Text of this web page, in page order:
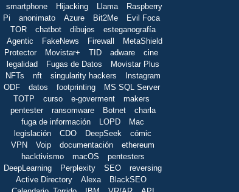
smartphone
Hijacking Llama
Raspberry
Pi
anonimato Azure Bit2Me
Evil Foca
TOR
chatbot dibujos
esteganografía
Agentic
FakeNews Firewall
MetaShield
Protector
Movistar+ TID adware
cine
legalidad
Fugas de Datos
Movistar Plus
NFTs
nft singularity hackers
Instagram
ODF
datos footprinting
MS SQL Server
TOTP
curso e-goverment
makers
pentester
ransomware Botnet
charla
fuga de información
LOPD
Mac
legislación
CDO DeepSeek
cómic
VPN
Voip documentación
ethereum
hacktivismo
macOS
pentesters
DeepLearning
Perplexity SEO
reversing
Active Directory
Alexa
BlackSEO